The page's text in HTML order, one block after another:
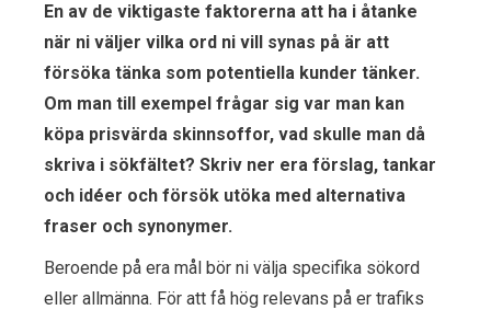
En av de viktigaste faktorerna att ha i åtanke
när ni väljer vilka ord ni vill synas på är att
försöka tänka som potentiella kunder tänker.
Om man till exempel frågar sig var man kan
köpa prisvärda skinnsoffor, vad skulle man då
skriva i sökfältet? Skriv ner era förslag, tankar
och idéer och försök utöka med alternativa
fraser och synonymer.
Beroende på era mål bör ni välja specifika sökord
eller allmänna. För att få hög relevans på er trafiks